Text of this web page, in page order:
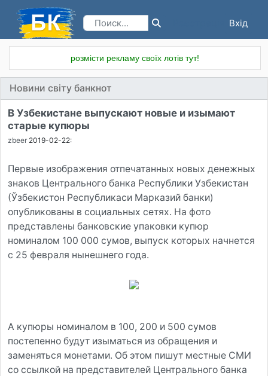
Вхід
розмісти рекламу своїх лотів тут!
Новини світу банкнот
В Узбекистане выпускают новые и изымают
старые купюры
zbeer 2019-02-22:
Первые изображения отпечатанных новых денежных
знаков Центрального банка Республики Узбекистан
(Ўзбекистон Республикаси Марказий банки)
опубликованы в социальных сетях. На фото
представлены банковские упаковки купюр
номиналом 100 000 сумов, выпуск которых начнется
с 25 февраля нынешнего года.
А купюры номиналом в 100, 200 и 500 сумов
постепенно будут изыматься из обращения и
заменяться монетами. Об этом пишут местные СМИ
со ссылкой на представителей Центрального банка